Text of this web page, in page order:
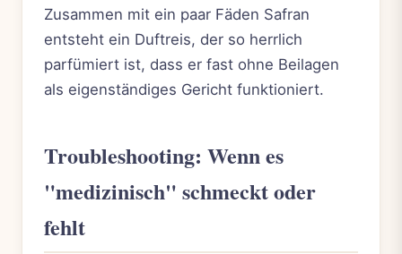
Zusammen mit ein paar Fäden Safran
entsteht ein Duftreis, der so herrlich
parfümiert ist, dass er fast ohne Beilagen
als eigenständiges Gericht funktioniert.
Troubleshooting: Wenn es
"medizinisch" schmeckt oder
fehlt